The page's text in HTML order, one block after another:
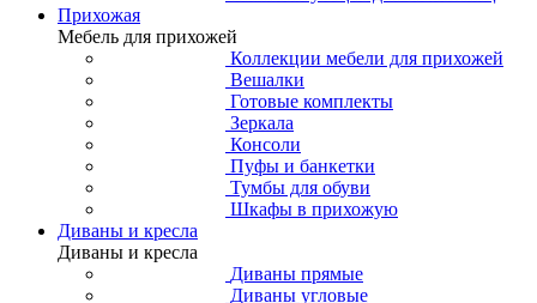
Прихожая
Мебель для прихожей
Коллекции мебели для прихожей
Вешалки
Готовые комплекты
Зеркала
Консоли
Пуфы и банкетки
Тумбы для обуви
Шкафы в прихожую
Диваны и кресла
Диваны и кресла
Диваны прямые
Диваны угловые